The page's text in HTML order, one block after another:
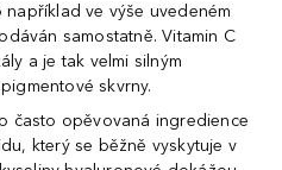
například ve výše uvedeném
samostatně. Vitamin C
a je tak velmi silným
skvrny.
často opěvovaná ingredience
který se běžně vyskytuje v